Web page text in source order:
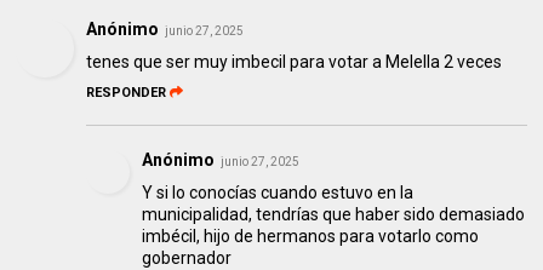
Anónimo junio 27, 2025
tenes que ser muy imbecil para votar a Melella 2 veces
RESPONDER
Anónimo junio 27, 2025
Y si lo conocías cuando estuvo en la
municipalidad, tendrías que haber sido demasiado
imbécil, hijo de hermanos para votarlo como
gobernador